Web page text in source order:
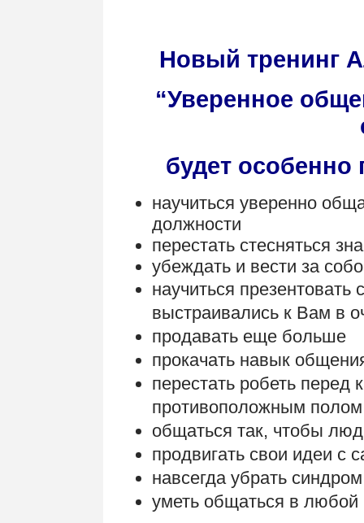
Новый тренинг
“Уверенное
будет особенно
научиться уверенно
должности
перестать стесняться
убеждать и вести за
научиться
выстраивались к Вам в
продавать еще больше
прокачать навык
перестать робеть
противоположным полом
общаться так, чтобы
продвигать свои идеи с
навсегда убрать
уметь общаться в